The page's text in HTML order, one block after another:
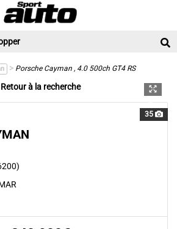
> Porsche Cayman , 4.0 500ch GT4 RS
Retour à la recherche
35
Next